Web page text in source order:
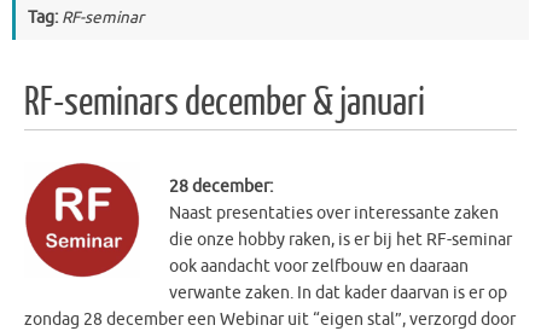
Tag: RF-seminar
RF-seminars december & januari
28 december:
Naast presentaties over interessante zaken
die onze hobby raken, is er bij het RF-seminar
ook aandacht voor zelfbouw en daaraan
verwante zaken. In dat kader daarvan is er op
zondag 28 december een Webinar uit “eigen stal”, verzorgd door